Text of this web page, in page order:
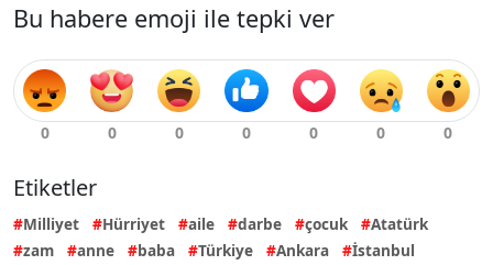
Bu habere emoji ile tepki ver
Etiketler
Milliyet Hürriyet aile darbe çocuk
Atatürk
zam
anne baba Türkiye Ankara
İstanbul